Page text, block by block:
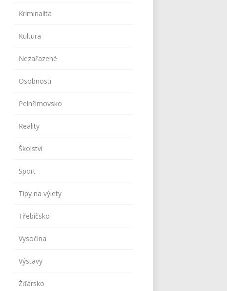
Kriminalita
Kultura
Nezařazené
Osobnosti
Pelhřimovsko
Reality
Školství
Sport
Tipy na výlety
Třebíčsko
Vysočina
Výstavy
Žďársko